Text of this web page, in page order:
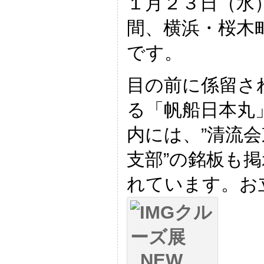
間、横浜・桜木
です。
目の前に係留さ
る「帆船日本丸
内には、”清流
支部”の銘板も
れています。